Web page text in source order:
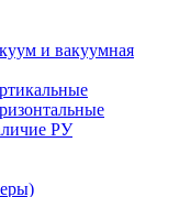
и вакуумная
РУ